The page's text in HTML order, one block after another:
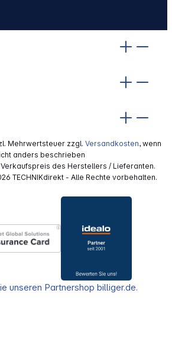
Mehrwertsteuer zzgl. Versandkosten, wenn
anders beschrieben
des Herstellers / Lieferanten.
TECHNIKdirekt - Alle Rechte vorbehalten.